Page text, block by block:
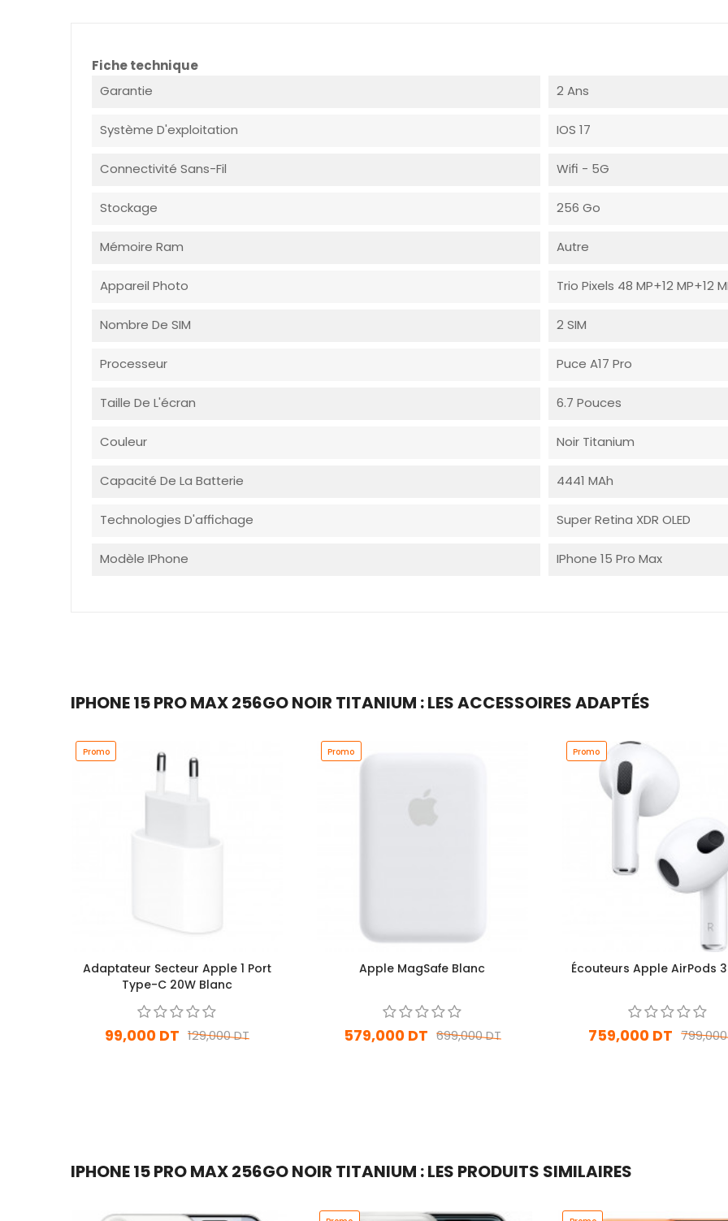
Fiche technique
Garantie
2 Ans
Système D'exploitation IOS 17
Connectivité Sans-Fil Wifi - 5G
Stockage 256 Go
Mémoire Ram Autre
Appareil Photo Trio Pixels 48 MP+12 MP+12
Nombre De SIM 2 SIM
Processeur Puce A17 Pro
Taille De L'écran 6.7 Pouces
Couleur Noir Titanium
Capacité De La Batterie 4441 MAh
Technologies D'affichage Super Retina XDR OLED
Modèle IPhone IPhone 15 Pro Max
IPHONE 15 PRO MAX 256GO NOIR TITANIUM : LES ACCESSOIRES ADAPTÉS
Promo
Adaptateur Secteur Apple 1 Port
Type-C 20W Blanc
129,000 DT
99,000 DT
Promo
Apple MagSafe Blanc
699,000 DT
579,000 DT
Promo
Écouteurs Apple AirPods
759,000 DT
IPHONE 15 PRO MAX 256GO NOIR TITANIUM : LES PRODUITS SIMILAIRES